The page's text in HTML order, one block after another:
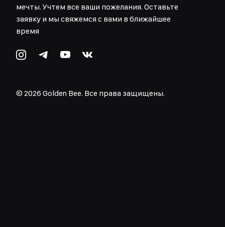
мечты. Учтем все ваши пожелания. Оставьте
заявку и мы свяжемся с вами в ближайшее
время
© 2026 Golden Bee. Все права защищены.